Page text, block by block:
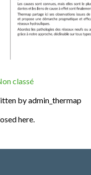
classé
by admin_thermap
here.